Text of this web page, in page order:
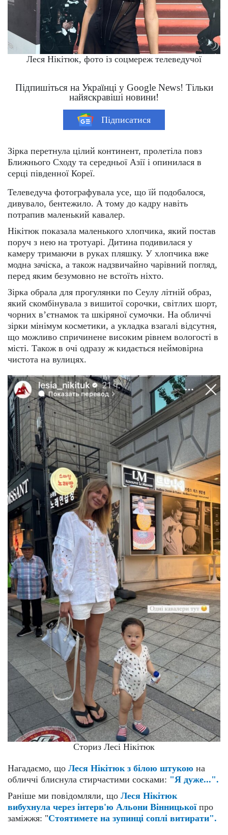
Леся Нікітюк, фото із соцмереж телеведучої
Підпишіться на Українці у Google News! Тільки
найяскравіші новини!
Підписатися
Зірка перетнула цілий континент, пролетіла повз
Ближнього Сходу та середньої Азії і опинилася в
серці південної Кореї.
Телеведуча фотографувала усе, що їй подобалося,
дивувало, бентежило. А тому до кадру навіть
потрапив маленький кавалер.
Нікітюк показала маленького хлопчика, який постав
поруч з нею на тротуарі. Дитина подивилася у
камеру тримаючи в руках пляшку. У хлопчика вже
модна зачіска, а також надзвичайно чарівний погляд,
перед яким безумовно не встоїть ніхто.
Зірка обрала для прогулянки по Сеулу літній образ,
який скомбінувала з вишитої сорочки, світлих шорт,
чорних в’єтнамок та шкіряної сумочки. На обличчі
зірки мінімум косметики, а укладка взагалі відсутня,
що можливо спричинене високим рівнем вологості в
місті. Також в очі одразу ж кидається неймовірна
чистота на вулицях.
Сториз Лесі Нікітюк
Нагадаємо, що Леся Нікітюк з білою штукою на
обличчі блиснула стирчастими сосками: "Я дуже...".
Раніше ми повідомляли, що Леся Нікітюк
вибухнула через інтерв'ю Альони Вінницької про
заміжжя: "Стоятимете на зупинці соплі витирати".